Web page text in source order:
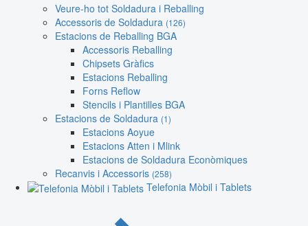
Veure-ho tot Soldadura i Reballing
Accessoris de Soldadura (126)
Estacions de Reballing BGA
Accessoris Reballing
Chipsets Gràfics
Estacions Reballing
Forns Reflow
Stencils i Plantilles BGA
Estacions de Soldadura (1)
Estacions Aoyue
Estacions Atten i Mlink
Estacions de Soldadura Econòmiques
Recanvis i Accessoris (258)
Telefonia Mòbil i Tablets